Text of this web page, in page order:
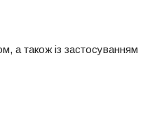
а також із застосуванням